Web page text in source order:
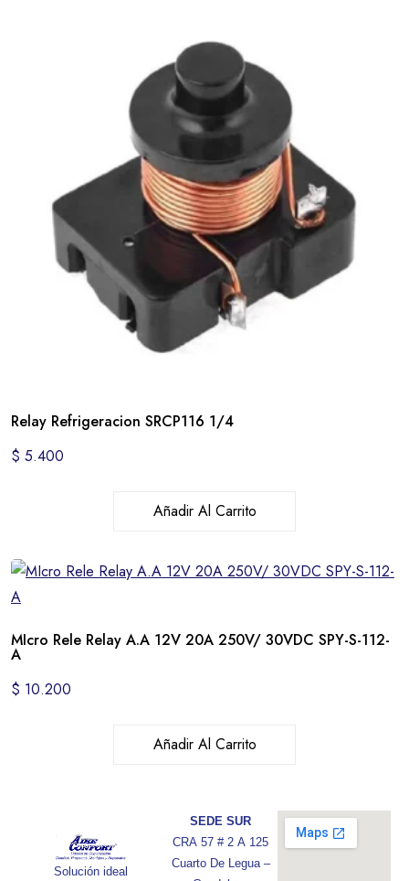
Relay Refrigeracion SRCP116 1/4
$ 5.400
Añadir Al Carrito
MIcro Rele Relay A.A 12V 20A 250V/ 30VDC SPY-S-112-
A
$ 10.200
Añadir Al Carrito
Solución ideal
SEDE SUR
CRA 57 # 2 A 125
Cuarto De Legua –